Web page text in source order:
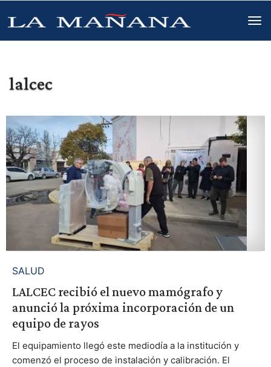
lalcec
SALUD
LALCEC recibió el nuevo mamógrafo y
anunció la próxima incorporación de un
equipo de rayos
El equipamiento llegó este mediodía a la institución y
comenzó el proceso de instalación y calibración. El